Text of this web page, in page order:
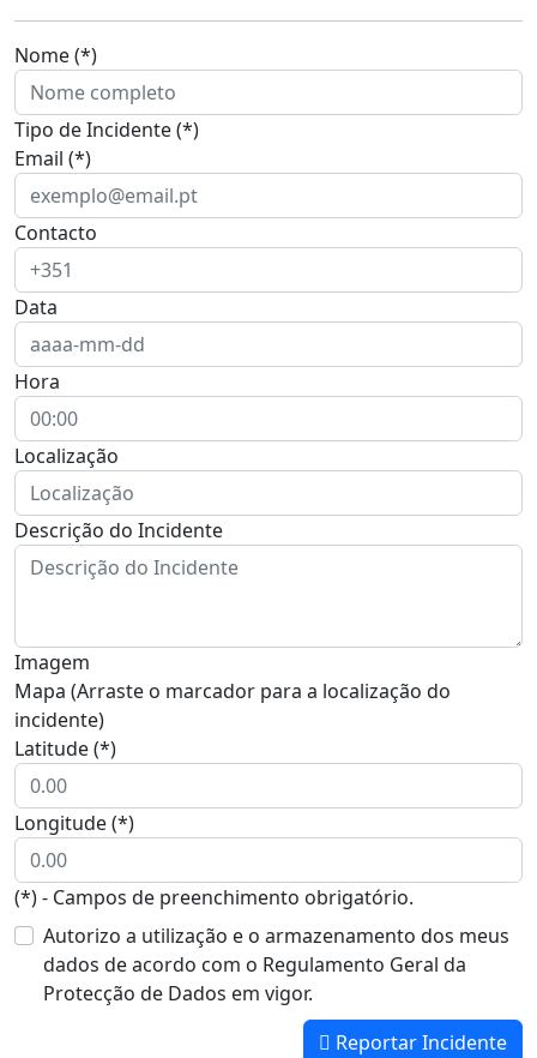
Nome (*)
Tipo de Incidente (*)
Email (*)
Contacto
Data
Hora
Localização
Descrição do Incidente
Imagem
Mapa (Arraste o marcador para a localização do
incidente)
Latitude (*)
Longitude (*)
(*) - Campos de preenchimento obrigatório.
Autorizo a utilização e o armazenamento dos meus
dados de acordo com o Regulamento Geral da
Protecção de Dados em vigor.
Reportar Incidente